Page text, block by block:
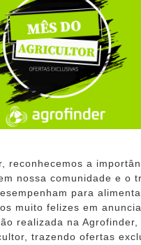
reconhecemos a
nossa comunidade e o
para
muito felizes em
realizada na Agrofinder,
trazendo ofertas